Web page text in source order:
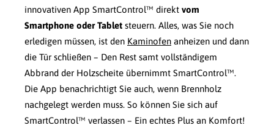
innovativen App SmartControl™ direkt vom
Smartphone oder Tablet steuern. Alles, was Sie noch
erledigen müssen, ist den Kaminofen anheizen und dann
die Tür schließen – Den Rest samt vollständigem
Abbrand der Holzscheite übernimmt SmartControl™.
Die App benachrichtigt Sie auch, wenn Brennholz
nachgelegt werden muss. So können Sie sich auf
SmartControl™ verlassen – Ein echtes Plus an Komfort!